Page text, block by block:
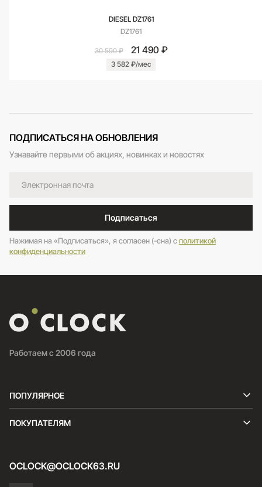
DIESEL DZ1761
DZ1761
30 590 ₽ 21 490 ₽
3 582 ₽/мес
ПОДПИСАТЬСЯ НА ОБНОВЛЕНИЯ
Узнавайте первыми об акциях, новинках и новостях
Подписаться
Нажимая на «Подписаться», я согласен (-сна) cполитикой
конфиденциальности
Работаем с 2006 года
ПОПУЛЯРНОЕ
ПОКУПАТЕЛЯМ
OCLOCK@OCLOCK63.RU